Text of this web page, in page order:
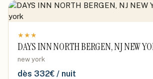
★ ★ ★
DAYS INN NORTH BERGEN, NJ NEW
new york
dès 332€ / nuit